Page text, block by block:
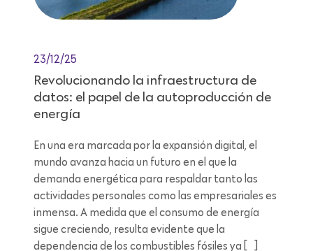
23/12/25
Revolucionando la infraestructura de
datos: el papel de la autoproducción de
energía
En una era marcada por la expansión digital, el
mundo avanza hacia un futuro en el que la
demanda energética para respaldar tanto las
actividades personales como las empresariales es
inmensa. A medida que el consumo de energía
sigue creciendo, resulta evidente que la
dependencia de los combustibles fósiles ya […]